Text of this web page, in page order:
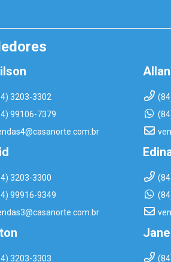
3203-3302
99106-7379
Allan
3203-3300
99916-9349
3203-3303
Jane